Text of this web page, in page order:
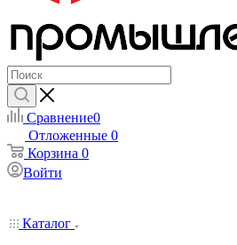
Сравнение0
Отложенные 0
Корзина 0
Войти
Каталог